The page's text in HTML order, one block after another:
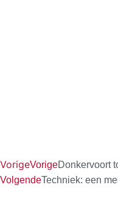
VorigeVorigeDonkervoort
VolgendeTechniek: een